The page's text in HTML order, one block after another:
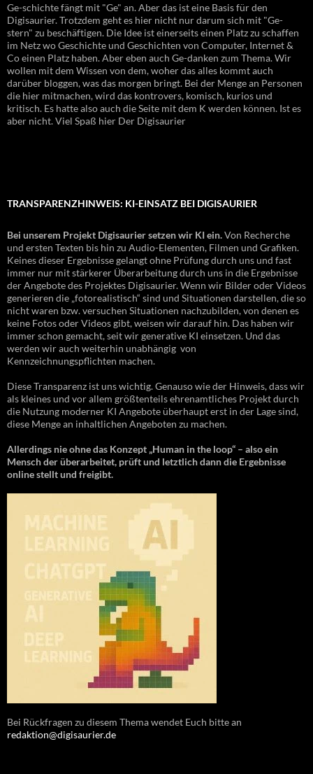
Ge-schichte fängt mit "Ge" an. Aber das ist eine Basis für den
Digisaurier. Trotzdem geht es hier nicht nur darum sich mit "Ge-
stern" zu beschäftigen. Die Idee ist einerseits einen Platz zu schaffen
im Netz wo Geschichte und Geschichten von Computer, Internet &
Co einen Platz haben. Aber eben auch Ge-danken zum Thema. Wir
wollen mit dem Wissen von dem, woher das alles kommt auch
darüber bloggen, was das morgen bringt. Bei der Menge an Personen
die hier mitmachen, wird das kontrovers, komisch, kurios und
kritisch. Es hatte also auch die Seite mit dem K werden können. Ist es
aber nicht. Viel Spaß hier Der Digisaurier
TRANSPARENZHINWEIS: KI-EINSATZ BEI DIGISAURIER
Bei unserem Projekt Digisaurier setzen wir KI ein.Von Recherche
und ersten Texten bis hin zu Audio-Elementen, Filmen und Grafiken.
Keines dieser Ergebnisse gelangt ohne Prüfung durch uns und fast
immer nur mit stärkerer Überarbeitung durch uns in die Ergebnisse
der Angebote des Projektes Digisaurier. Wenn wir Bilder oder Videos
generieren die „fotorealistisch“ sind und Situationen darstellen, die so
nicht waren bzw. versuchen Situationen nachzubilden, von denen es
keine Fotos oder Videos gibt, weisen wir darauf hin. Das haben wir
immer schon gemacht, seit wir generative KI einsetzen. Und das
werden wir auch weiterhin unabhängig von
Kennzeichnungspflichten machen.
Diese Transparenz ist uns wichtig. Genauso wie der Hinweis, dass wir
als kleines und vor allem größtenteils ehrenamtliches Projekt durch
die Nutzung moderner KI Angebote überhaupt erst in der Lage sind,
diese Menge an inhaltlichen Angeboten zu machen.
Allerdings nie ohne das Konzept „Human in the loop“ – also ein
Mensch der überarbeitet, prüft und letztlich dann die Ergebnisse
online stellt und freigibt.
Bei Rückfragen zu diesem Thema wendet Euch bitte an
redaktion@digisaurier.de